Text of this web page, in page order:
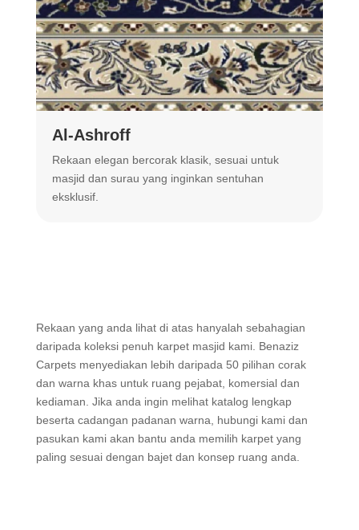
Al-Ashroff
Rekaan elegan bercorak klasik, sesuai untuk
masjid dan surau yang inginkan sentuhan
eksklusif.
Rekaan yang anda lihat di atas hanyalah sebahagian
daripada koleksi penuh karpet masjid kami. Benaziz
Carpets menyediakan lebih daripada 50 pilihan corak
dan warna khas untuk ruang pejabat, komersial dan
kediaman. Jika anda ingin melihat katalog lengkap
beserta cadangan padanan warna, hubungi kami dan
pasukan kami akan bantu anda memilih karpet yang
paling sesuai dengan bajet dan konsep ruang anda.